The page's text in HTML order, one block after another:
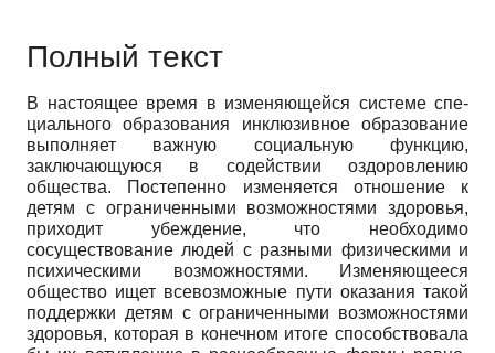
Полный текст
В настоящее время в изменяющейся системе спе­
циального образования инклюзивное образование
вы­полняет важную социальную функцию,
заключающу­юся в содействии оздоровлению
общества. Постепен­но изменяется отношение к
детям с ограниченными возможностями здоровья,
приходит убеждение, что необходимо
сосуществование людей с разными физи­ческими и
психическими возможностями. Изменяю­щееся
общество ищет всевозможные пути оказания та­кой
поддержки детям с ограниченными возможностя­ми
здоровья, которая в конечном итоге способствова­ла